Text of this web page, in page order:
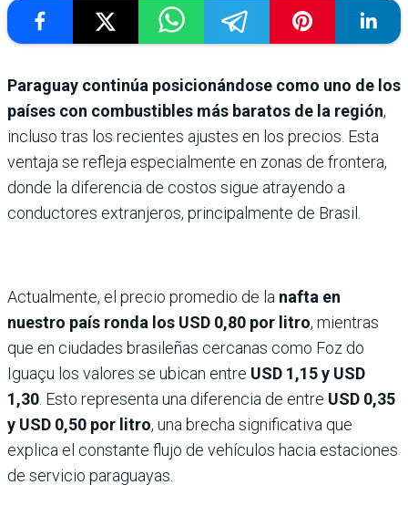
Paraguay continúa posicionándose como uno de los
países con combustibles más baratos de la región,
incluso tras los recientes ajustes en los precios. Esta
ventaja se refleja especialmente en zonas de frontera,
donde la diferencia de costos sigue atrayendo a
conductores extranjeros, principalmente de Brasil.
Actualmente, el precio promedio de la nafta en
nuestro país ronda los USD 0,80 por litro, mientras
que en ciudades brasileñas cercanas como Foz do
Iguaçu los valores se ubican entre USD 1,15 y USD
1,30 . Esto representa una diferencia de entre USD 0,35
y USD 0,50 por litro, una brecha significativa que
explica el constante flujo de vehículos hacia estaciones
de servicio paraguayas.